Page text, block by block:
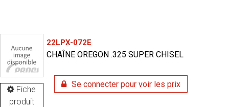
Fiche
produit
22LPX-072E
CHAÎNE OREGON .325 SUPER CHISEL
Se connecter pour voir les prix